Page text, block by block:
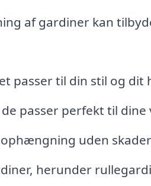
af gardiner kan
passer til din stil og dit
passer perfekt til dine
uden
herunder